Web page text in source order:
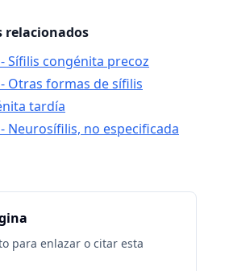
relacionados
Sífilis congénita precoz
Otras formas de sífilis
tardía
Neurosífilis, no especificada
para enlazar o citar esta